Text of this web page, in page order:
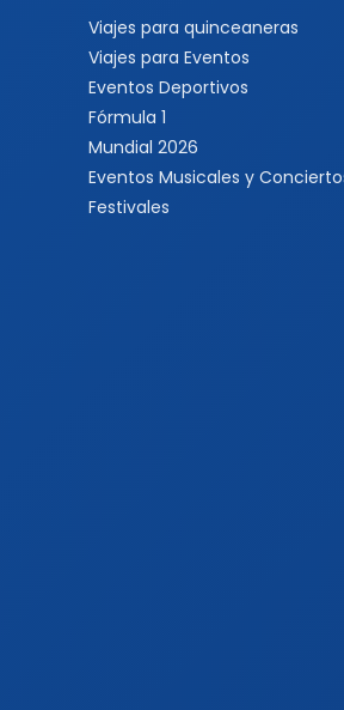
Viajes para quinceaneras
Viajes para Eventos
Eventos Deportivos
Fórmula 1
Mundial 2026
Eventos Musicales y
Festivales